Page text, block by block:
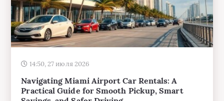
14:50, 27 июля 2026
Practical Guide for Smooth Pickup, Smart